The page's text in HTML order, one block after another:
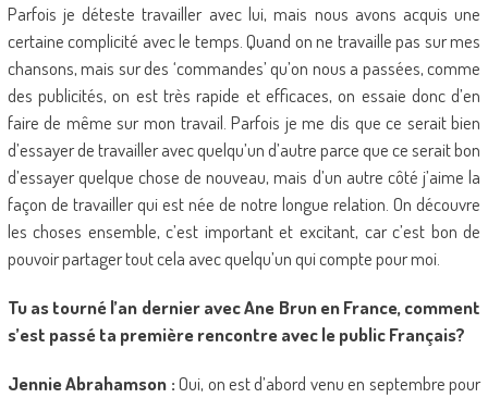
Parfois je déteste travailler avec lui, mais nous avons acquis une
certaine complicité avec le temps. Quand on ne travaille pas sur mes
chansons, mais sur des ‘commandes’ qu’on nous a passées, comme
des publicités, on est très rapide et efficaces, on essaie donc d’en
faire de même sur mon travail. Parfois je me dis que ce serait bien
d’essayer de travailler avec quelqu’un d’autre parce que ce serait bon
d’essayer quelque chose de nouveau, mais d’un autre côté j’aime la
façon de travailler qui est née de notre longue relation. On découvre
les choses ensemble, c’est important et excitant, car c’est bon de
pouvoir partager tout cela avec quelqu’un qui compte pour moi.
Tu as tourné l’an dernier avec Ane Brun en France, comment
s’est passé ta première rencontre avec le public Français?
Jennie Abrahamson :Oui, on est d’abord venu en septembre pour